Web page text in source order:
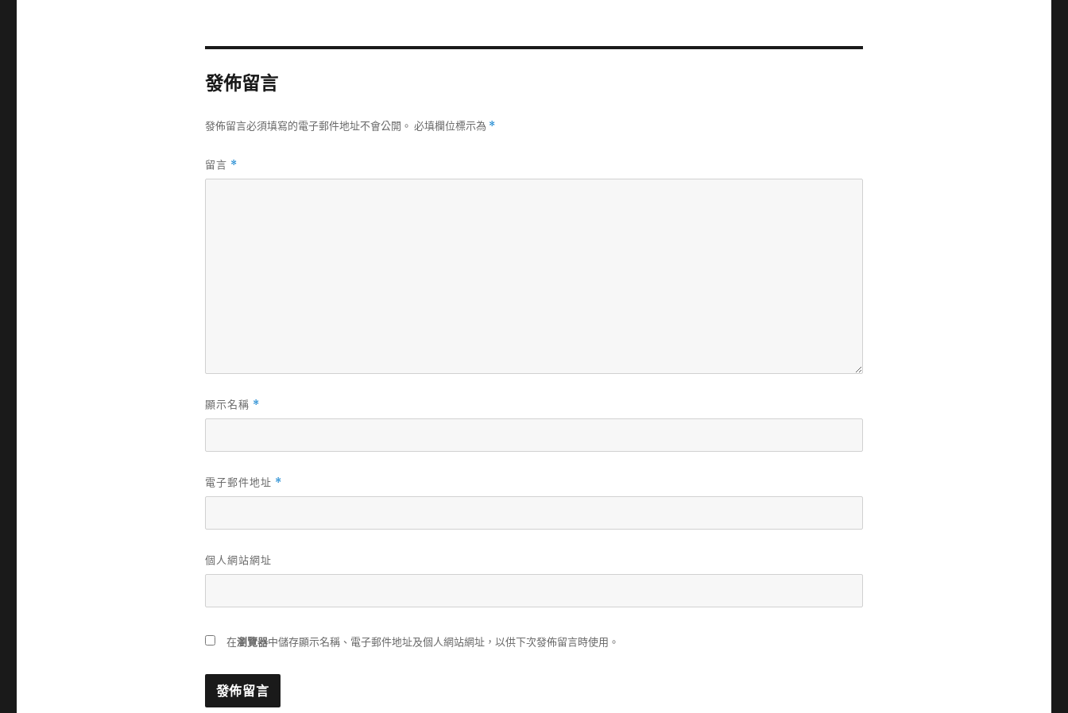
發佈留言
發佈留言必須填寫的電子郵件地址不會公開。 必填欄位標示為 *
留言 *
顯示名稱 *
電子郵件地址 *
個人網站網址
在瀏覽器中儲存顯示名稱、電子郵件地址及個人網站網址，以供下次發佈留言時使用。